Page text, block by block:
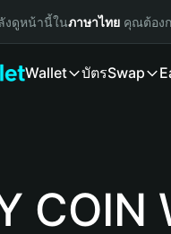
ดูหน้านี้ในภาษาไทย คุณต้อง
Wallet บัตรSwap
COIN